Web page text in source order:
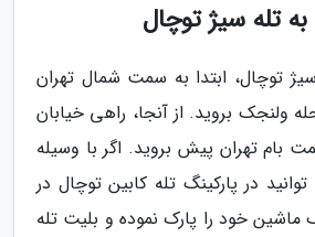
تله سیژ توچال
توچال، ابتدا به سمت شمال تهران
ولنجک بروید. از آنجا، راهی خیابان
تهران پیش بروید. اگر با وسیله
در پارکینگ تله کابین توچال در
ماشین خود را پارک نموده و بلیت تله